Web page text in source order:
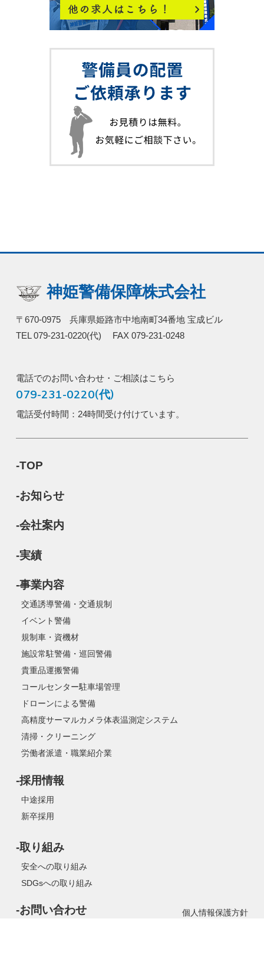
神姫警備保障株式会社
〒670-0975 兵庫県姫路市中地南町34番地 宝成ビル
TEL 079-231-0220(代) FAX 079-231-0248
電話でのお問い合わせ・ご相談はこちら
079-231-0220(代)
電話受付時間：24時間受け付けています。
-TOP
-お知らせ
-会社案内
-実績
-事業内容
交通誘導警備・交通規制
イベント警備
規制車・資機材
施設常駐警備・巡回警備
貴重品運搬警備
コールセンター駐車場管理
ドローンによる警備
高精度サーマルカメラ体表温測定システム
清掃・クリーニング
労働者派遣・職業紹介業
-採用情報
中途採用
新卒採用
-取り組み
安全への取り組み
SDGsへの取り組み
-お問い合わせ 個人情報保護方針